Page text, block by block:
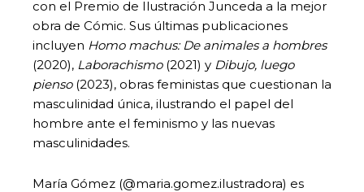
con el Premio de Ilustración Junceda a la mejor
obra de Cómic. Sus últimas publicaciones
incluyen Homo machus: De animales a hombres
(2020), Laborachismo(2021) y Dibujo, luego
pienso(2023), obras feministas que cuestionan la
masculinidad única, ilustrando el papel del
hombre ante el feminismo y las nuevas
masculinidades.
María Gómez (@maria.gomez.ilustradora) es